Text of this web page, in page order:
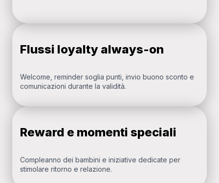
Flussi loyalty always-on
Welcome, reminder soglia punti, invio buono sconto e
comunicazioni durante la validità.
Reward e momenti speciali
Compleanno dei bambini e iniziative dedicate per
stimolare ritorno e relazione.